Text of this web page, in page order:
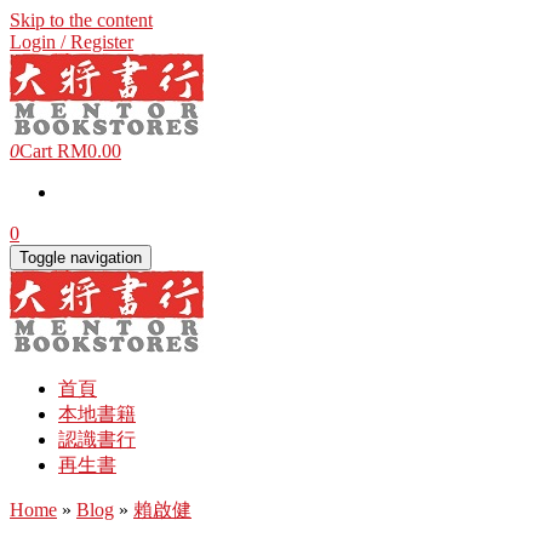
Skip to the content
Login / Register
0Cart RM0.00
0
Toggle navigation
首頁
本地書籍
認識書行
再生書
Home » Blog » 賴啟健